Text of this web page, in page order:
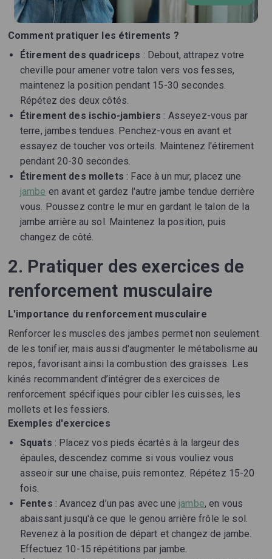
Comment pratiquer les étirements ?
Étirement des quadriceps : Debout, attrapez votre
cheville pour amener votre talon vers vos fesses,
maintenez la position pendant 15-30 secondes.
Répétez des deux côtés.
Étirement des ischio-jambiers : Asseyez-vous par
terre, jambes tendues. Penchez-vous en avant et
essayez de toucher vos orteils. Maintenez l'étirement
pendant 20-30 secondes.
Étirement des mollets : Face à un mur, placez une
jambe en avant et gardez l'autre jambe tendue derrière
vous. Poussez contre le mur en gardant le talon de la
jambe arrière au sol. Maintenez la position, puis
changez de côté.
2. Pratiquer des exercices de
renforcement musculaire
L'importance du renforcement musculaire
Renforcer les muscles des jambes permet non seulement
de les tonifier, mais aussi d'augmenter le métabolisme au
repos, favorisant ainsi la combustion des graisses. Les
kinés recommandent d’intégrer des exercices de
renforcement spécifiques pour cibler les cuisses, les
mollets et les fessiers.
Exemples d'exercices
Squats : Placez vos pieds écartés à la largeur des
épaules, descendez comme si vous vouliez vous
asseoir sur une chaise, puis remontez. Répétez 15-20
fois.
Fentes : Avancez d’un pas avec unejambe, en vous
abaissant jusqu'à ce que le genou arrière frôle le sol.
Revenez à la position de départ et changez de jambe.
Effectuez 10-15 répétitions par jambe.